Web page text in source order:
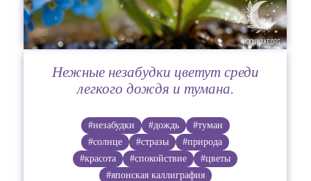
Нежные незабудки цветут среди
легкого дождя и тумана.
#незабудки #дождь
#туман
#солнце
#стразы
#природа
#красота
#спокойствие
#цветы
#японская каллиграфия